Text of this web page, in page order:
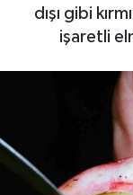
dışı gibi
işaretli
HABER
LOJİSTİK
MAGAZİN
OTO DETAY
Tüm
Son
Haber Arşivi